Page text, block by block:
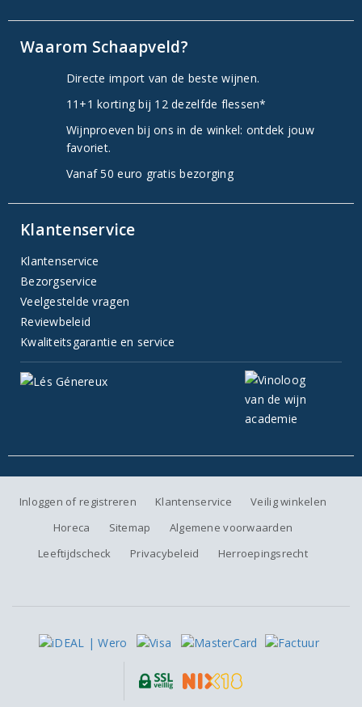
Waarom Schaapveld?
Directe import van de beste wijnen.
11+1 korting bij 12 dezelfde flessen*
Wijnproeven bij ons in de winkel: ontdek jouw
favoriet.
Vanaf 50 euro gratis bezorging
Klantenservice
Klantenservice
Bezorgservice
Veelgestelde vragen
Reviewbeleid
Kwaliteitsgarantie en service
Inloggen of registreren Klantenservice
Veilig winkelen
Horeca
Sitemap
Algemene voorwaarden
Leeftijdscheck
Privacybeleid Herroepingsrecht